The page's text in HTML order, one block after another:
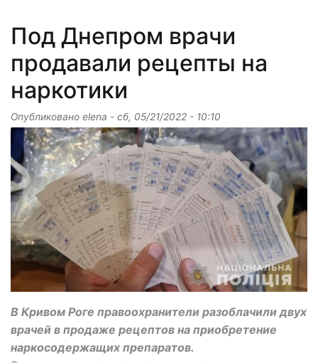
Под Днепром врачи
продавали рецепты на
наркотики
Опубликовано elena - сб, 05/21/2022 - 10:10
В Кривом Роге правоохранители разоблачили двух
врачей в продаже рецептов на приобретение
наркосодержащих препаратов.